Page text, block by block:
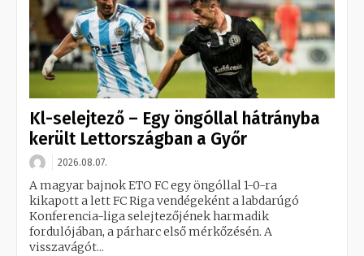
Kl-selejtező – Egy öngóllal hátrányba
került Lettországban a Győr
2026.08.07.
A magyar bajnok ETO FC egy öngóllal 1-0-ra
kikapott a lett FC Riga vendégeként a labdarúgó
Konferencia-liga selejtezőjének harmadik
fordulójában, a párharc első mérkőzésén. A
visszavágót...